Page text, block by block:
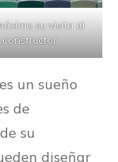
su visita al
un sueño
de
su
diseñar